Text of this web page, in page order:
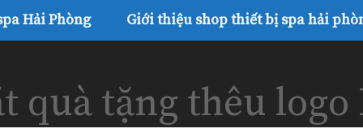
Hải Phòng Giới thiệu shop thiết bị spa hải
quà tặng thêu